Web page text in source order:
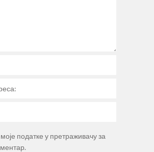
податке у претраживачу за